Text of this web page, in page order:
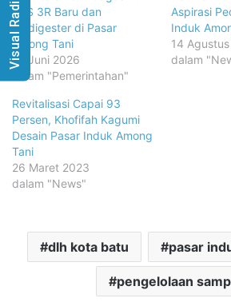
TPS 3R Baru dan
Biodigester di Pasar
Among Tani
15 Juni 2026
dalam "Pemerintahan"
Aspirasi
Induk
14
dalam
Revitalisasi Capai 93
Persen, Khofifah Kagumi
Desain Pasar Induk Among
Tani
26 Maret 2023
dalam "News"
dlh kota batu pasar
pengelolaan
Visual Radio